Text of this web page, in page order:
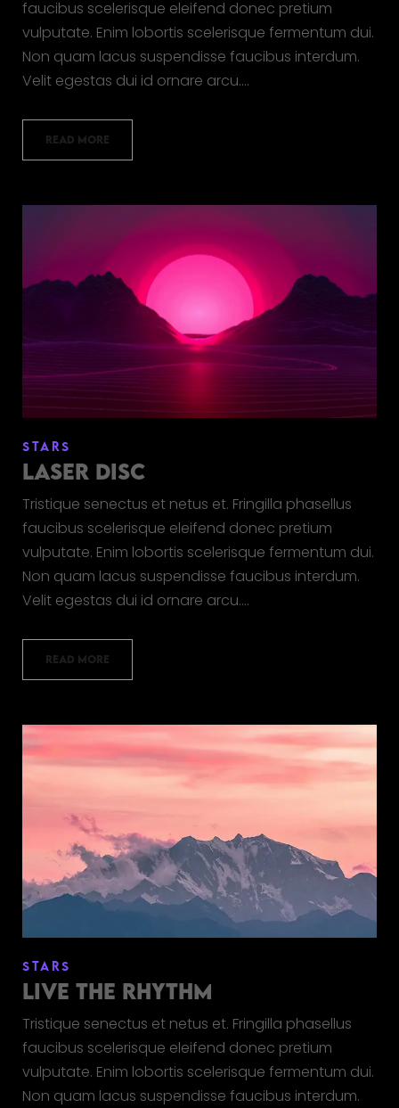
faucibus scelerisque eleifend donec pretium
vulputate. Enim lobortis scelerisque fermentum dui.
Non quam lacus suspendisse faucibus interdum.
Velit egestas dui id ornare arcu.…
READ MORE
STARS
LASER DISC
Tristique senectus et netus et. Fringilla phasellus
faucibus scelerisque eleifend donec pretium
vulputate. Enim lobortis scelerisque fermentum dui.
Non quam lacus suspendisse faucibus interdum.
Velit egestas dui id ornare arcu.…
READ MORE
STARS
LIVE THE RHYTHM
Tristique senectus et netus et. Fringilla phasellus
faucibus scelerisque eleifend donec pretium
vulputate. Enim lobortis scelerisque fermentum dui.
Non quam lacus suspendisse faucibus interdum.